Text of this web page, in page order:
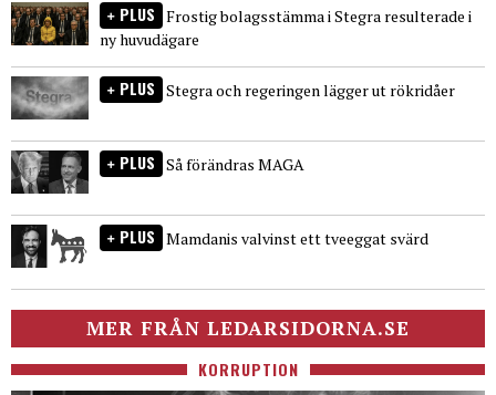
PLUS Frostig bolagsstämma i Stegra resulterade i
ny huvudägare
PLUS Stegra och regeringen lägger ut rökridåer
PLUS Så förändras MAGA
PLUS Mamdanis valvinst ett tveeggat svärd
MER FRÅN LEDARSIDORNA.SE
KORRUPTION